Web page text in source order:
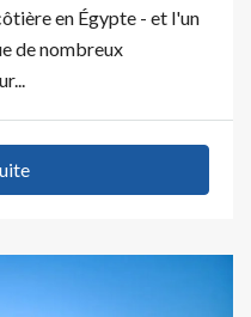
en Égypte - et l'un
de nombreux